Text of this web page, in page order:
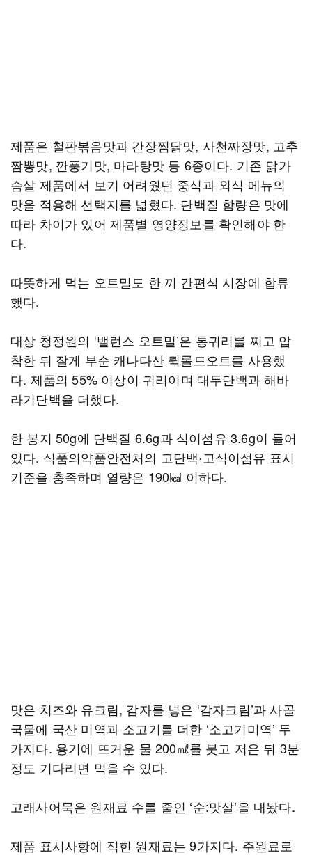
제품은 철판볶음맛과 간장찜닭맛, 사천짜장맛, 고추
짬뽕맛, 깐풍기맛, 마라탕맛 등 6종이다. 기존 닭가
슴살 제품에서 보기 어려웠던 중식과 외식 메뉴의
맛을 적용해 선택지를 넓혔다. 단백질 함량은 맛에
따라 차이가 있어 제품별 영양정보를 확인해야 한
다.
따뜻하게 먹는 오트밀도 한 끼 간편식 시장에 합류
했다.
대상 청정원의 ‘밸런스 오트밀’은 통귀리를 찌고 압
착한 뒤 잘게 부순 캐나다산 퀵롤드오트를 사용했
다. 제품의 55% 이상이 귀리이며 대두단백과 해바
라기단백을 더했다.
한 봉지 50g에 단백질 6.6g과 식이섬유 3.6g이 들어
있다. 식품의약품안전처의 고단백·고식이섬유 표시
기준을 충족하며 열량은 190㎉ 이하다.
맛은 치즈와 유크림, 감자를 넣은 ‘감자크림’과 사골
국물에 국산 미역과 소고기를 더한 ‘소고기미역’ 두
가지다. 용기에 뜨거운 물 200㎖를 붓고 저은 뒤 3분
정도 기다리면 먹을 수 있다.
고래사어묵은 원재료 수를 줄인 ‘순:맛살’을 내놨다.
제품 표시사항에 적힌 원재료는 9가지다. 주원료로